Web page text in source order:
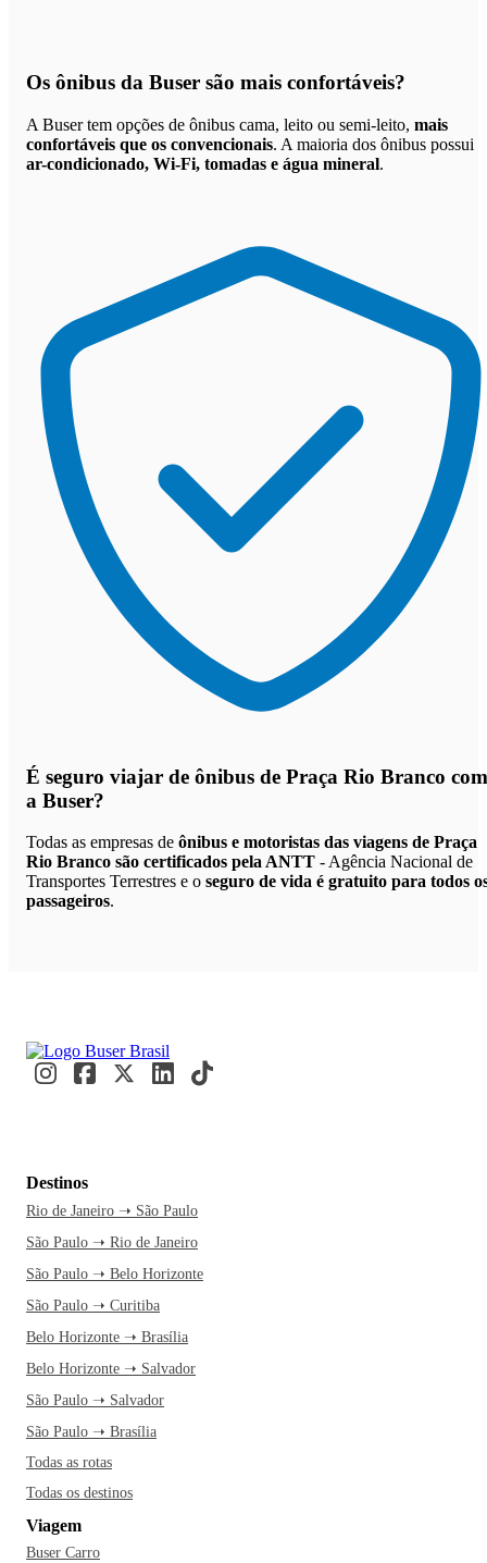
Os ônibus da Buser são mais confortáveis?
A Buser tem opções de ônibus cama, leito ou semi-leito, mais
confortáveis que os convencionais. A maioria dos ônibus possui
ar-condicionado, Wi-Fi, tomadas e água mineral.
É seguro viajar de ônibus de Praça Rio Branco com
a Buser?
Todas as empresas de ônibus e motoristas das viagens de Praça
Rio Branco são certificados pela ANTT - Agência Nacional de
Transportes Terrestres e o seguro de vida é gratuito para todos
passageiros.
Destinos
Rio de Janeiro ➝ São Paulo
São Paulo ➝ Rio de Janeiro
São Paulo ➝ Belo Horizonte
São Paulo ➝ Curitiba
Belo Horizonte ➝ Brasília
Belo Horizonte ➝ Salvador
São Paulo ➝ Salvador
São Paulo ➝ Brasília
Todas as rotas
Todas os destinos
Viagem
Buser Carro